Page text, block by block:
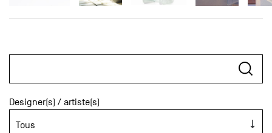
Designer(s) / artiste(s)